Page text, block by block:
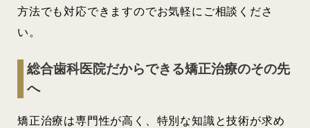
方法でも対応できますのでお気軽にご相談くださ
い。
総合歯科医院だからできる矯正治療のその先
へ
矯正治療は専門性が高く、特別な知識と技術が求め